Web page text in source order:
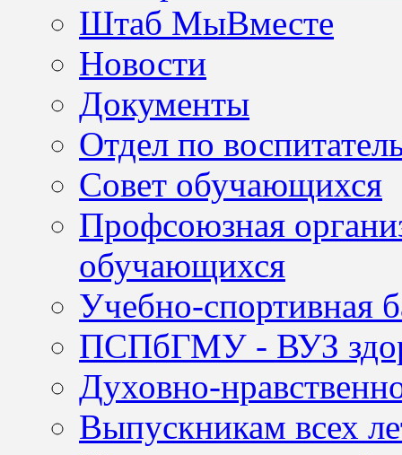
Штаб МыВместе
Новости
Документы
Отдел по
Совет обучающихся
Профсоюзная
обучающихся
Учебно-спортивная
ПСПбГМУ - ВУЗ
Духовно-
Выпускникам всех